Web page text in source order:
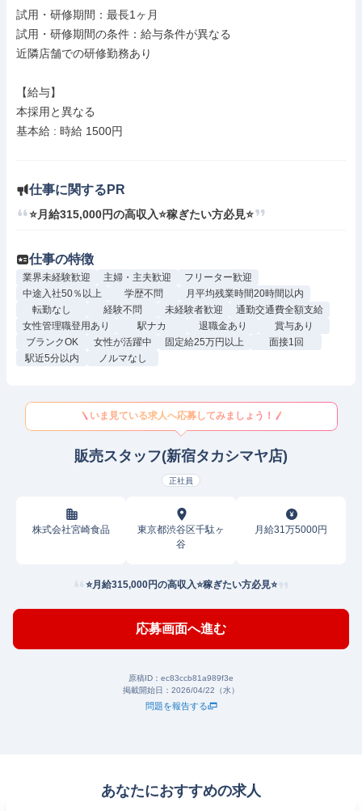
試用・研修期間：最長1ヶ月
試用・研修期間の条件：給与条件が異なる
近隣店舗での研修勤務あり
【給与】
本採用と異なる
基本給 : 時給 1500円
仕事に関するPR
⭐月給315,000円の高収入⭐稼ぎたい方必見⭐
仕事の特徴
業界未経験歓迎 主婦・主夫歓迎
フリーター歓迎
中途入社50％以上
学歴不問
月平均残業時間20時間以内
転勤なし
経験不問 未経験者歓迎
通勤交通費全額支給
女性管理職登用あり
駅ナカ 退職金あり
賞与あり
ブランクOK
女性が活躍中 固定給25万円以上
面接1回
駅近5分以内
ノルマなし
いま見ている求人へ応募してみましょう！
販売スタッフ(新宿タカシマヤ店)
正社員
株式会社宮崎食品
東京都渋谷区千駄ヶ
谷
月給31万5000円
⭐月給315,000円の高収入⭐稼ぎたい方必見⭐
応募画面へ進む
原稿ID： ec83ccb81a989f3e
掲載開始日： 2026/04/22（水）
問題を報告する
あなたにおすすめの求人